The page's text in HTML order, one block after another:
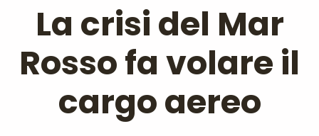
La crisi del Mar
Rosso fa volare il
cargo aereo